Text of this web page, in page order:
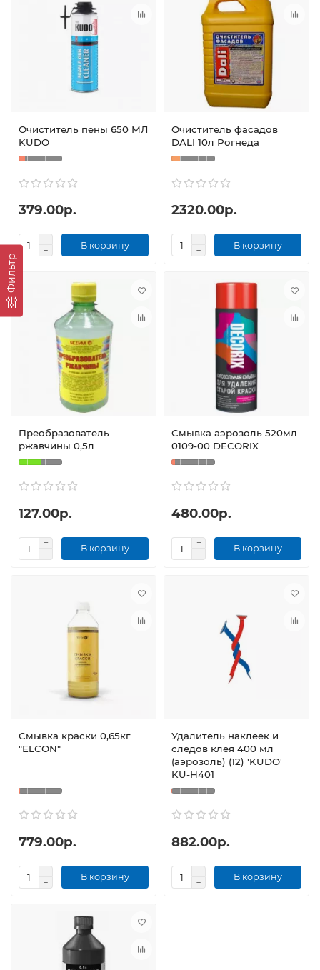
Фильтр
Очиститель пены 650 МЛ
KUDO
379.00р.
В корзину
Очиститель фасадов
DALI 10л Рогнеда
2320.00р.
В корзину
Преобразователь
ржавчины 0,5л
127.00р.
В корзину
Смывка аэрозоль 520мл
0109-00 DECORIX
480.00р.
В корзину
Смывка краски 0,65кг
"ELCON"
779.00р.
В корзину
Удалитель наклеек и
следов клея 400 мл
(аэрозоль) (12) 'KUDO'
KU-H401
882.00р.
В корзину